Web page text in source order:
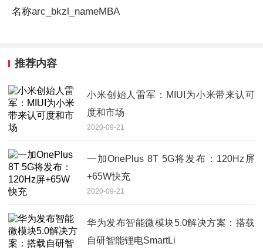
名称arc_bkzl_nameMBA
推荐内容
小米创始人雷军：MIUI为小米带来认可
度和市场
2020-09-21
一加OnePlus 8T 5G将发布：120Hz屏
+65W快充
2020-09-21
华为发布智能微模块5.0解决方案：搭载
自研智能锂电SmartLi